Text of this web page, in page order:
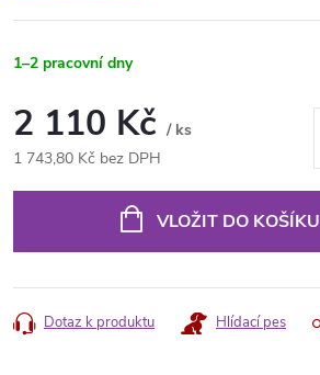
1–2 pracovní dny
2 110 Kč / ks
1 743,80 Kč bez DPH
VLOŽIT DO KOŠÍKU
Dotaz k produktu Hlídací pes